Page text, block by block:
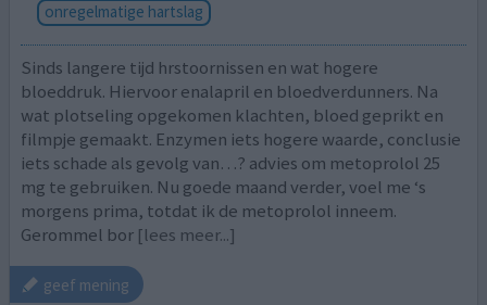
onregelmatige hartslag
Sinds langere tijd hrstoornissen en wat hogere
bloeddruk. Hiervoor enalapril en bloedverdunners. Na
wat plotseling opgekomen klachten, bloed geprikt en
filmpje gemaakt. Enzymen iets hogere waarde, conclusie
iets schade als gevolg van…? advies om metoprolol 25
mg te gebruiken. Nu goede maand verder, voel me ‘s
morgens prima, totdat ik de metoprolol inneem.
Gerommel bor [lees meer...]
geef mening